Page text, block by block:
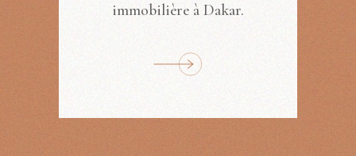
immobilière à Dakar.